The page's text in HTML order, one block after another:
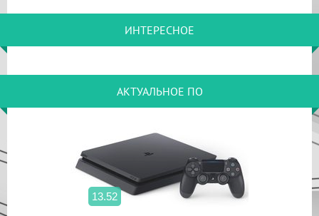
ИНТЕРЕСНОЕ
АКТУАЛЬНОЕ ПО
13.52